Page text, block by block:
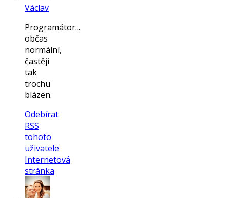
Václav
Programátor...
občas
normální,
častěji
tak
trochu
blázen.
Odebírat
RSS
tohoto
uživatele
Internetová
stránka